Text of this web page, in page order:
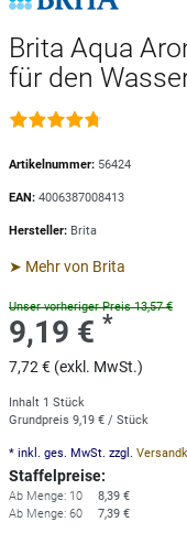
Brita Aqua
für den
Artikelnummer: 56424
EAN: 4006387008413
Hersteller: Brita
➤ Mehr von Brita
Unser vorheriger Preis 13,57 €
9,19 € *
7,72 € (exkl. MwSt.)
Inhalt 1 Stück
Grundpreis 9,19 € / Stück
* inkl. ges. MwSt. zzgl.
Staffelpreise:
Ab Menge: 10
8,39 €
Ab Menge: 60
7,39 €